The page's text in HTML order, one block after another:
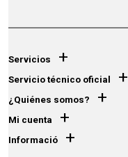
Servicios +
Servicio técnico oficial +
¿Quiénes somos? +
Mi cuenta +
Informació +